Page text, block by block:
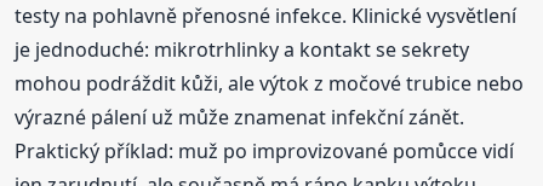
testy na pohlavně přenosné infekce. Klinické vysvětlení
je jednoduché: mikrotrhlinky a kontakt se sekrety
mohou podráždit kůži, ale výtok z močové trubice nebo
výrazné pálení už může znamenat infekční zánět.
Praktický příklad: muž po improvizované pomůcce vidí